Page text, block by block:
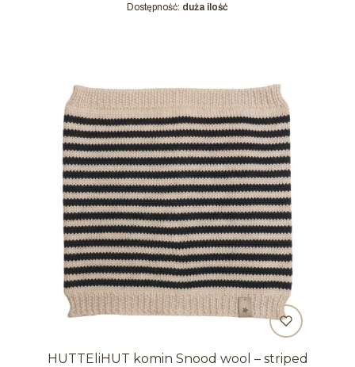
Dostępność: duża ilość
HUTTEliHUT komin Snood wool – striped